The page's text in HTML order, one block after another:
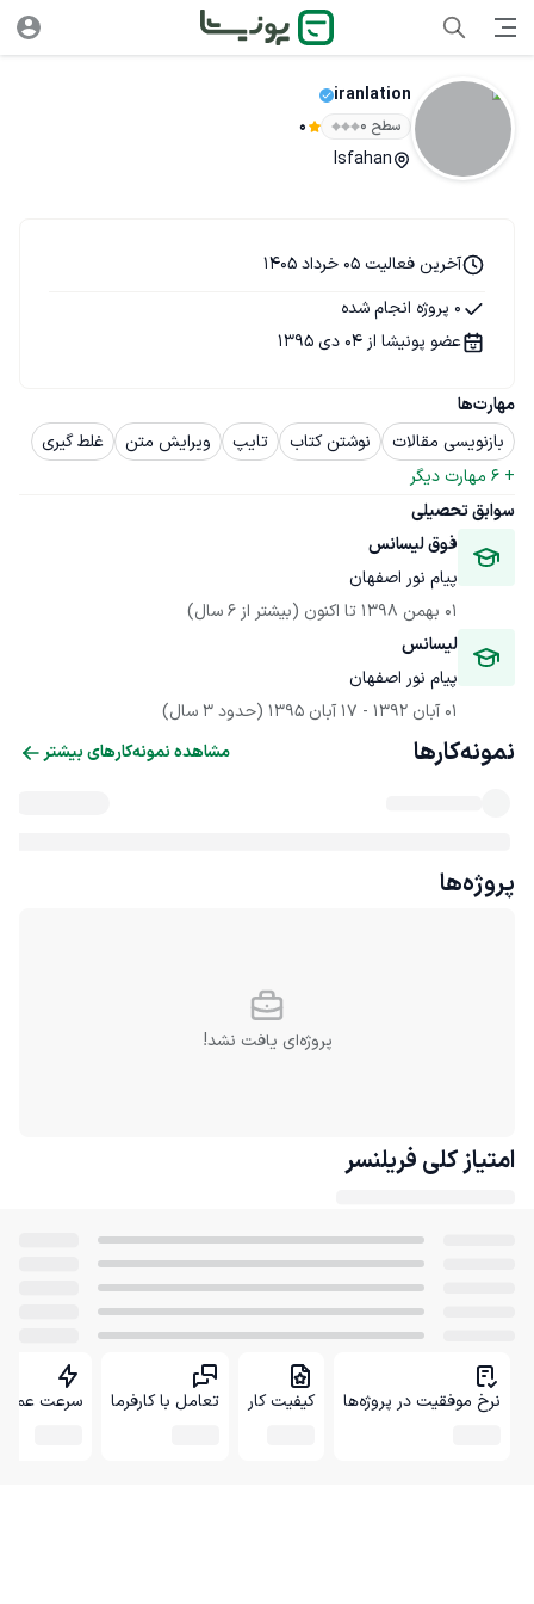
iranlation
سطح ۰ 0
Isfahan
مهارت‌ها
بازنویسی مقالات
نوشتن کتاب تایپ ویرایش متن
غلط گیری
+
6 مهارت دیگر
سوابق تحصیلی
فوق لیسانس
پیام نور اصفهان
01 بهمن 1398
تا اکنون (بیشتر از 6 سال)
لیسانس
پیام نور اصفهان
01 آبان 1392
- 17 آبان 1395 (حدود 3 سال)
آخرین فعالیت 05 خرداد 1405
0 پروژه انجام شده
عضو پونیشا از 04 دی 1395
نمونه‌کارها مشاهده نمونه‌کارهای بیشتر
پروژه‌ها
پروژه‌ای یافت نشد!
امتیاز کلی فریلنسر
نرخ موفقیت در پروژه‌ها کیفیت کار تعامل با کارفرما سرعت عمل